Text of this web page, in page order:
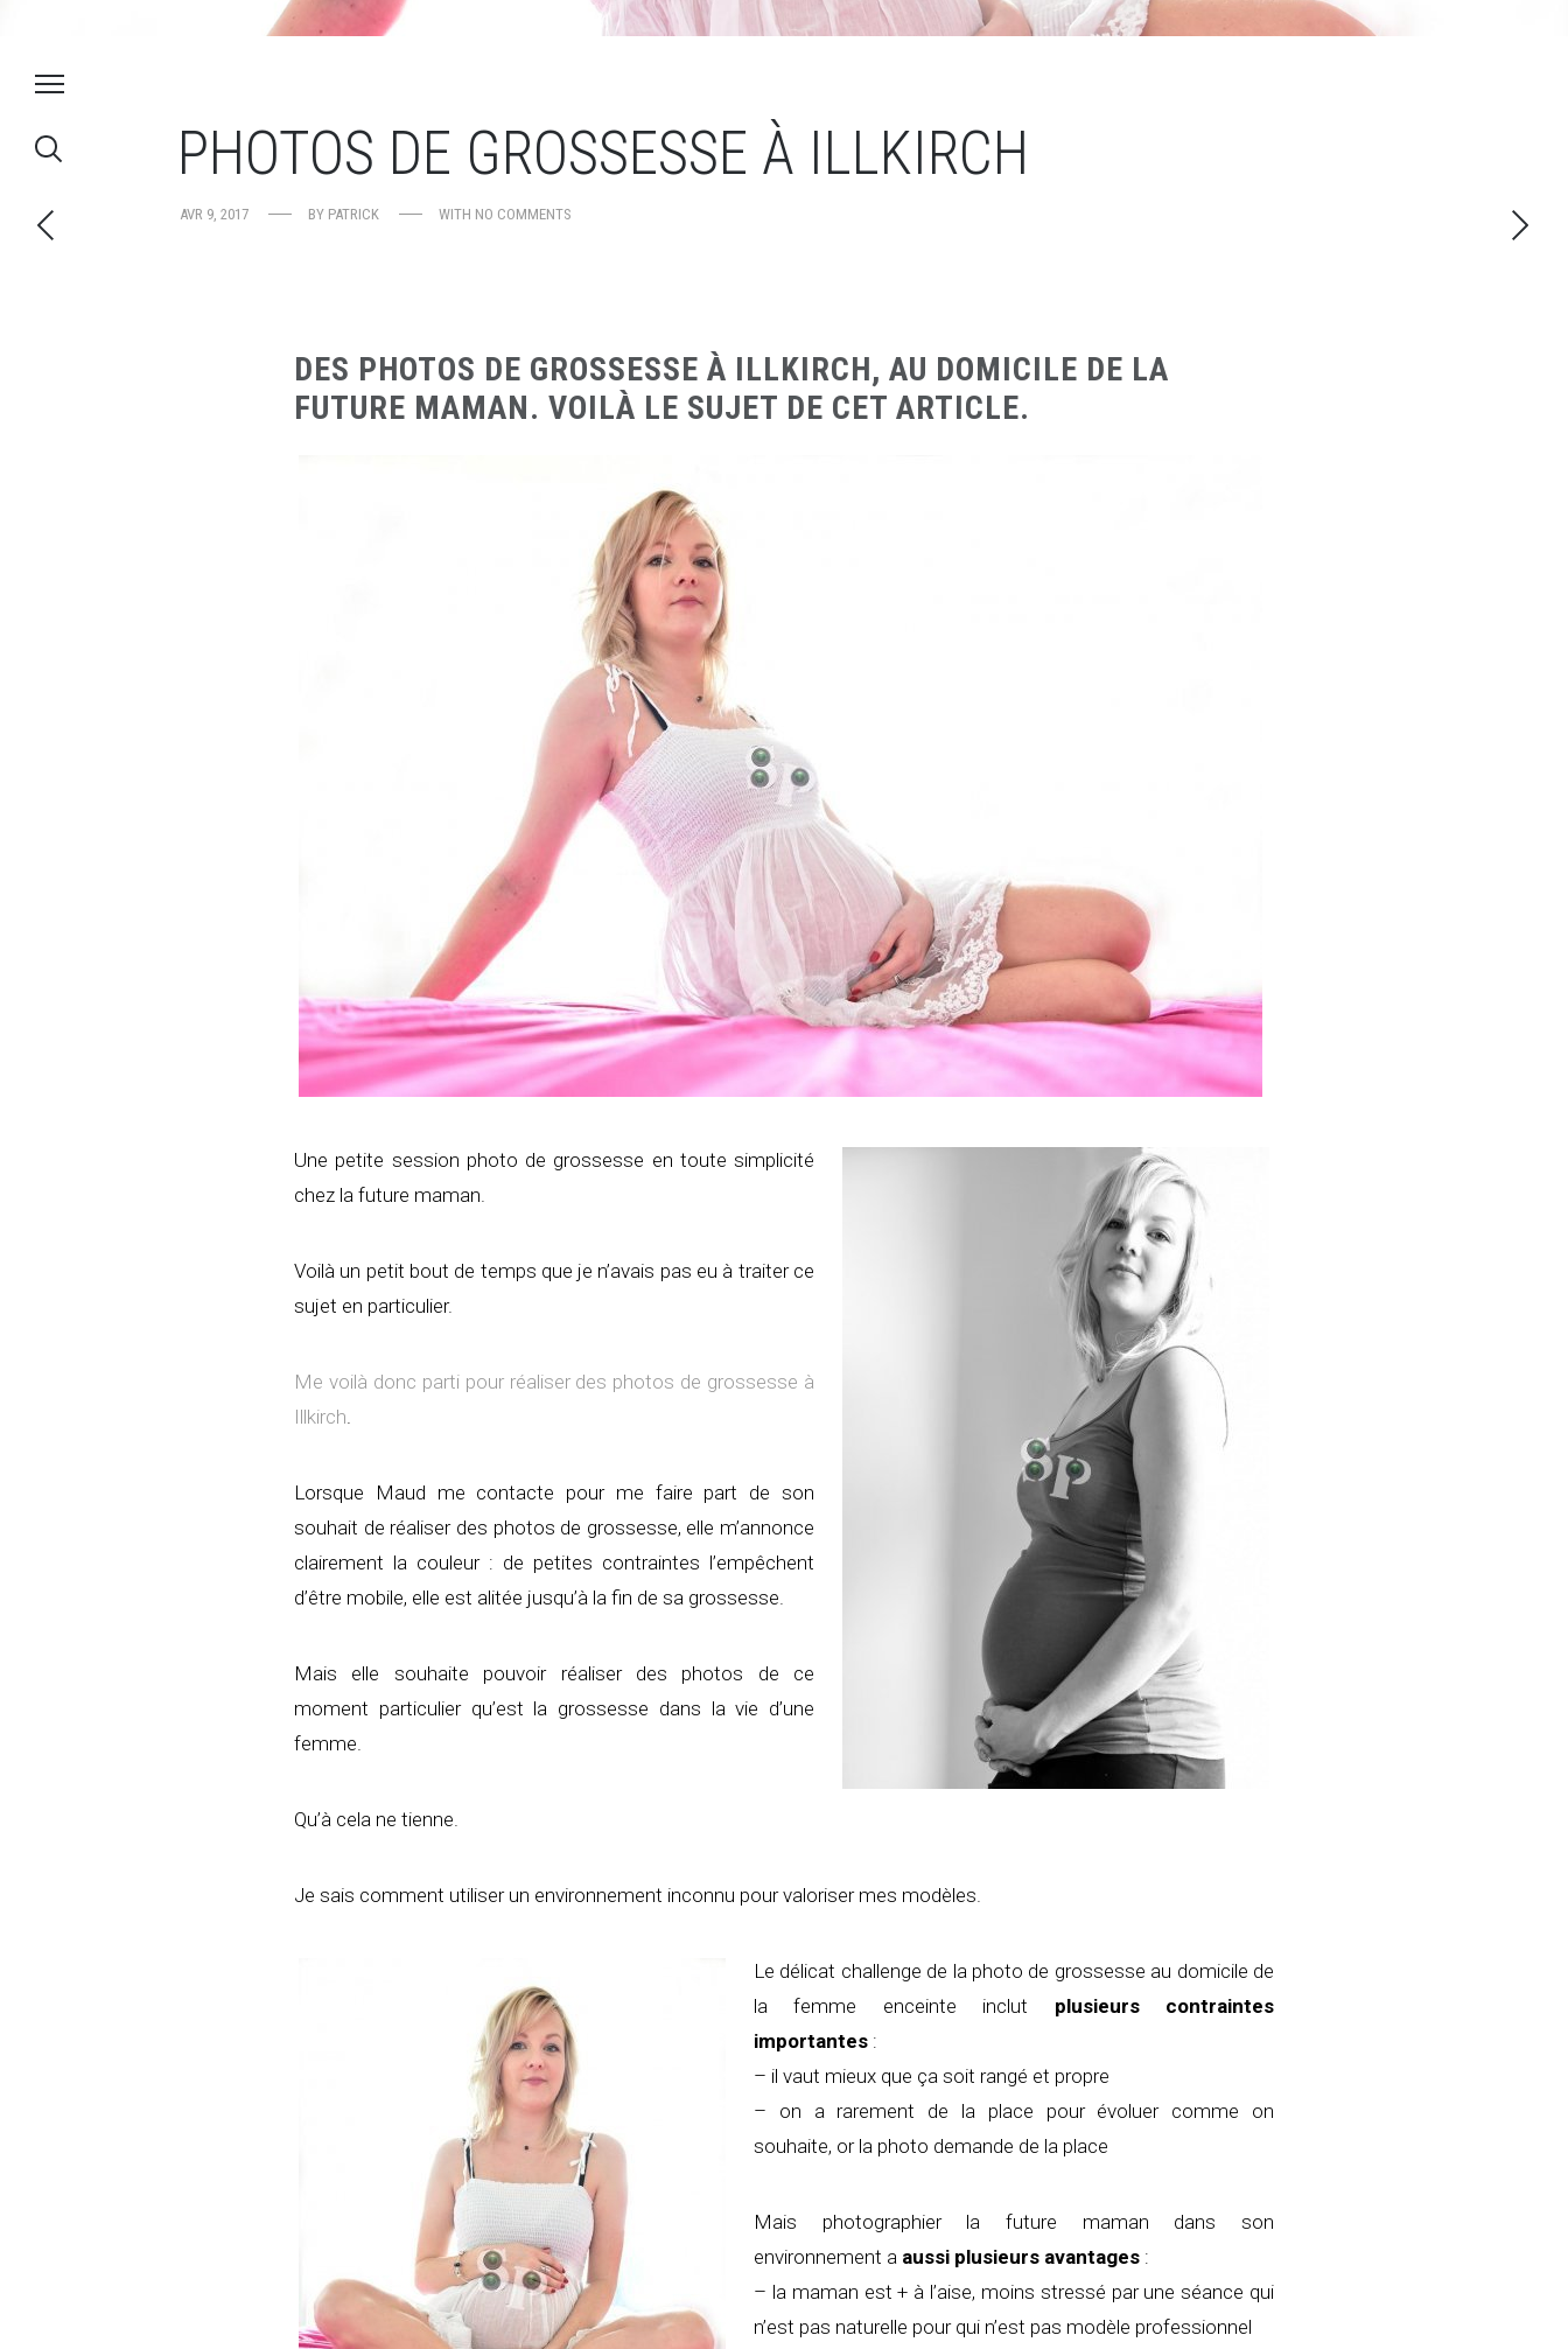
PHOTOS DE GROSSESSE À ILLKIRCH
AVR 9, 2017 BY PATRICK WITH NO COMMENTS
DES PHOTOS DE GROSSESSE À ILLKIRCH, AU DOMICILE DE LA
FUTURE MAMAN. VOILÀ LE SUJET DE CET ARTICLE.
Une petite session photo de grossesse en toute simplicité
chez la future maman.
Voilà un petit bout de temps que je n’avais pas eu à traiter ce
sujet en particulier.
Me voilà donc parti pour réaliser des photos de grossesse à
Illkirch.
Lorsque Maud me contacte pour me faire part de son
souhait de réaliser des photos de grossesse, elle m’annonce
clairement la couleur : de petites contraintes l’empêchent
d’être mobile, elle est alitée jusqu’à la fin de sa grossesse.
Mais elle souhaite pouvoir réaliser des photos de ce
moment particulier qu’est la grossesse dans la vie d’une
femme.
Qu’à cela ne tienne.
Je sais comment utiliser un environnement inconnu pour valoriser mes modèles.
Le délicat challenge de la photo de grossesse au domicile de
la femme enceinte inclut plusieurs contraintes
importantes :
– il vaut mieux que ça soit rangé et propre
– on a rarement de la place pour évoluer comme on
souhaite, or la photo demande de la place
Mais photographier la future maman dans son
environnement a aussi plusieurs avantages :
– la maman est + à l’aise, moins stressé par une séance qui
n’est pas naturelle pour qui n’est pas modèle professionnel